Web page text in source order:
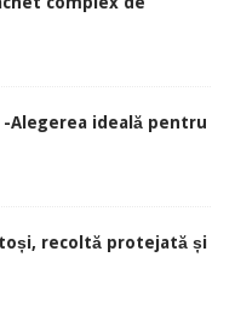
-Alegerea ideală pentru
recoltă protejată și